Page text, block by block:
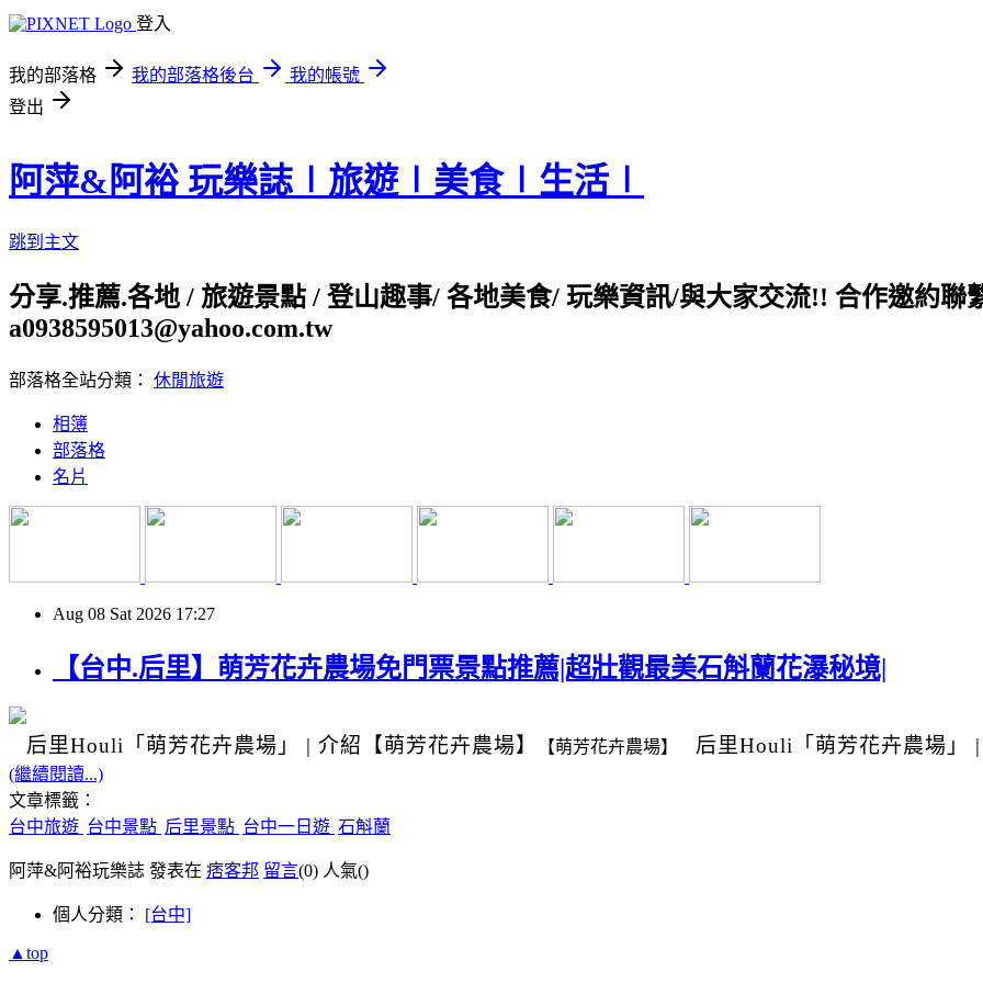
登入
我的部落格 我的部落格後台
我的帳號
登出
阿萍&阿裕 玩樂誌∣旅遊∣美食∣生活∣
跳到主文
分享.推薦.各地 / 旅遊景點 / 登山趣事/ 各地美食/ 玩樂資訊/與大家交流!! 合作邀約聯
a0938595013@yahoo.com.tw
部落格全站分類： 休閒旅遊
相簿
部落格
名片
Aug 08 Sat 2026 17:27
【台中.后里】萌芳花卉農場免門票景點推薦|超壯觀最美石斛蘭花瀑秘境|
后里Houli 「萌芳花卉農場」 | 介紹 【萌芳花卉農場】 【萌芳花卉農場】 后里Houli 「萌芳花卉農場」
(繼續閱讀...)
文章標籤：
台中旅遊 台中景點 后里景點 台中一日遊 石斛蘭
阿萍&阿裕玩樂誌 發表在 痞客邦 留言(0) 人氣()
個人分類： [台中]
▲top